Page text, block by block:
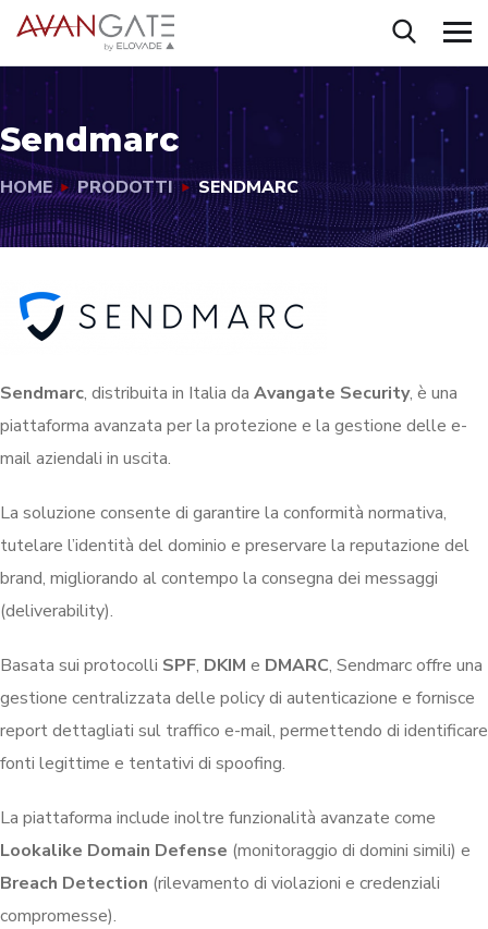
Sendmarc
HOME PRODOTTI SENDMARC
Sendmarc, distribuita in Italia da Avangate Security, è una
piattaforma avanzata per la protezione e la gestione delle e-
mail aziendali in uscita.
La soluzione consente di garantire la conformità normativa,
tutelare l’identità del dominio e preservare la reputazione del
brand, migliorando al contempo la consegna dei messaggi
(deliverability).
Basata sui protocolli SPF, DKIM e DMARC, Sendmarc offre una
gestione centralizzata delle policy di autenticazione e fornisce
report dettagliati sul traffico e-mail, permettendo di identificare
fonti legittime e tentativi di spoofing.
La piattaforma include inoltre funzionalità avanzate come
Lookalike Domain Defense (monitoraggio di domini simili) e
Breach Detection (rilevamento di violazioni e credenziali
compromesse).